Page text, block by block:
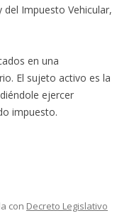
Impuesto Vehicular,
en una
El sujeto activo es la
ejercer
impuesto.
con Decreto Legislativo